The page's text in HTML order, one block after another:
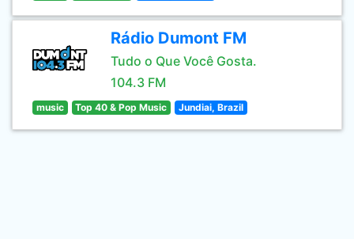
Rádio Dumont FM
Tudo o Que Você Gosta.
104.3 FM
music Top 40 & Pop Music Jundiai, Brazil